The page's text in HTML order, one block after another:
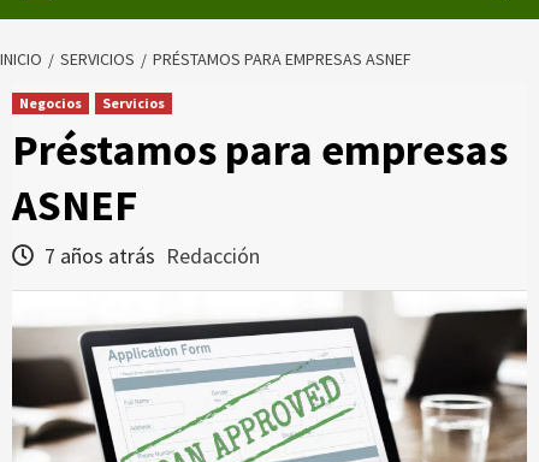
INICIO SERVICIOS PRÉSTAMOS PARA EMPRESAS ASNEF
Negocios Servicios
Préstamos para empresas
ASNEF
7 años atrás Redacción